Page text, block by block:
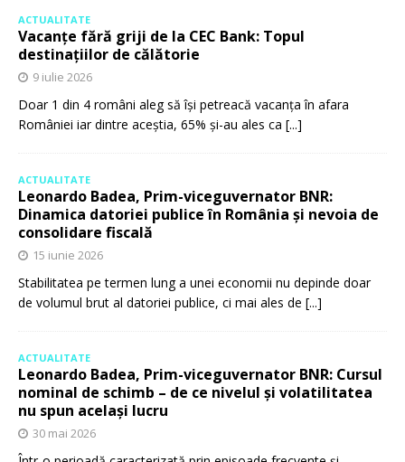
ACTUALITATE
Vacanțe fără griji de la CEC Bank: Topul
destinațiilor de călătorie
9 iulie 2026
Doar 1 din 4 români aleg să își petreacă vacanța în afara
României iar dintre aceștia, 65% și-au ales ca [...]
ACTUALITATE
Leonardo Badea, Prim-viceguvernator BNR:
Dinamica datoriei publice în România și nevoia de
consolidare fiscală
15 iunie 2026
Stabilitatea pe termen lung a unei economii nu depinde doar
de volumul brut al datoriei publice, ci mai ales de [...]
ACTUALITATE
Leonardo Badea, Prim-viceguvernator BNR: Cursul
nominal de schimb – de ce nivelul și volatilitatea
nu spun același lucru
30 mai 2026